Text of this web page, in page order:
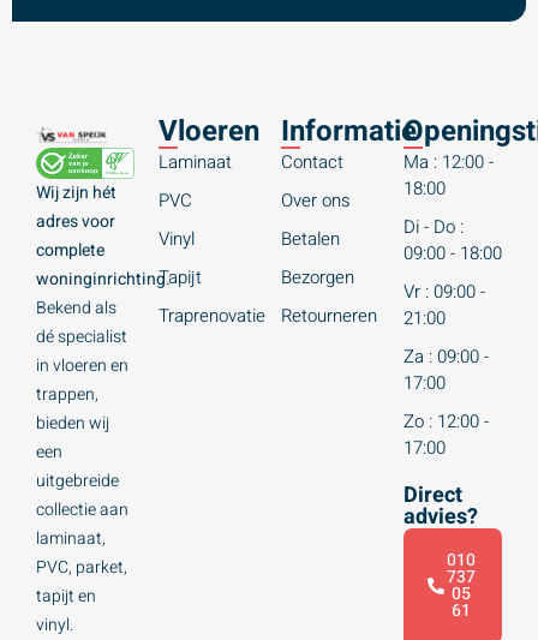
Wij zijn hét
adres voor
complete
woninginrichting.
Bekend als
dé specialist
in vloeren en
trappen,
bieden wij
een
uitgebreide
collectie aan
laminaat,
PVC, parket,
tapijt en
vinyl.
Vloeren
Laminaat
PVC
Vinyl
Tapijt
Traprenovatie
Informatie
Contact
Over ons
Betalen
Bezorgen
Retourneren
Ma : 12:00 -
18:00
Di - Do :
09:00 - 18:00
Vr : 09:00 -
21:00
Za : 09:00 -
17:00
Zo : 12:00 -
17:00
Direct
advies?
010
737
05
61